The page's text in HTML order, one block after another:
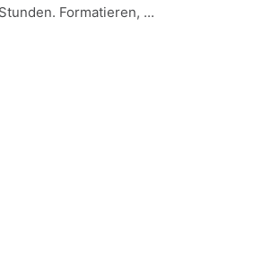
Formatieren, ...